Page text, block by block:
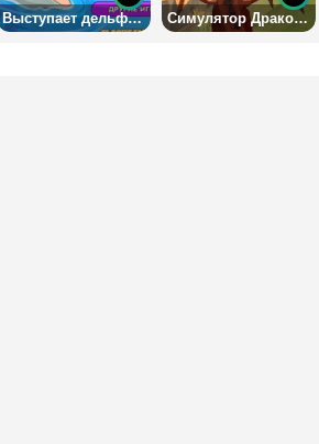
Выступает дельфин 1 Симулятор Дракона 3Д